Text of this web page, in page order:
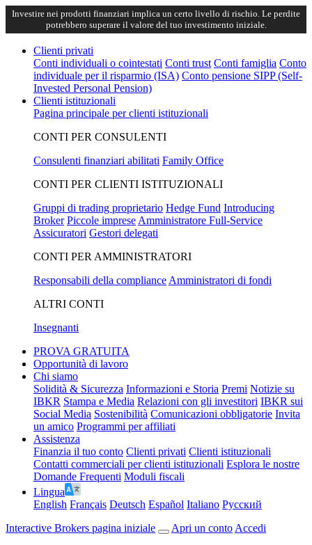
Investire nei prodotti finanziari implica un certo livello di rischio. Le perdite
potrebbero superare il valore del tuo investimento iniziale.
Clienti privati
Conti individuali o cointestati Conti trust Conti famiglia Conto
individuale per il risparmio (ISA) Conto pensione SIPP (Self-
Invested Personal Pension)
Clienti istituzionali
Pagina principale per clienti istituzionali
CONTI PER CONSULENTI
Consulenti finanziari abilitati Family Office
CONTI PER CLIENTI ISTITUZIONALI
Gruppi di trading proprietario Hedge Fund Introducing
Broker Piccole imprese Amministratore Full-Service
Assicuratori Gestori delegati
CONTI PER AMMINISTRATORI
Responsabili della compliance Amministratori di fondi
ALTRI CONTI
Insegnanti
PROVA GRATUITA
Opportunità di lavoro
Chi siamo
Solidità & Sicurezza Informazioni e Storia Premi Notizie su
IBKR Stampa e Media Relazioni con gli investitori IBKR sui
Social Media Sostenibilità Comunicazioni obbligatorie Invita
un amico Programmi per affiliati
Assistenza
Finanzia il tuo conto Clienti privati Clienti istituzionali
Contatti commerciali per clienti istituzionali Esplora le nostre
Domande Frequenti Moduli fiscali
Lingua
English Français Deutsch Español Italiano Pусский
Interactive Brokers pagina iniziale
Apri un conto Accedi